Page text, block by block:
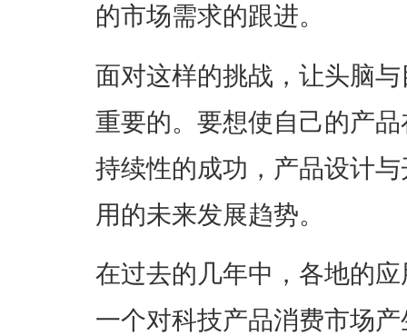
的市场需求的跟进。
面对这样的挑战，让头脑
重要的。要想使自己的产
持续性的成功，产品设计
用的未来发展趋势。
在过去的几年中，各地的
一个对科技产品消费市场